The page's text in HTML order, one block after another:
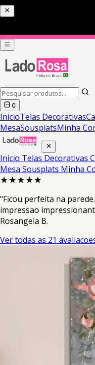
0
InicioTelas Decorativas
MesaSousplatsMinha
Inicio Telas Decorativas
Mesa Sousplats Minha
★★★★★
"Ficou perfeita na
impressao
Rosangela B.
Ver todas as 21